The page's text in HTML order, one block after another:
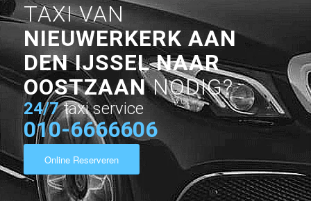
TAXI VAN
NIEUWERKERK AAN
DEN IJSSEL NAAR
OOSTZAANNODIG?
24/7 taxi service
010-6666606
Online Reserveren